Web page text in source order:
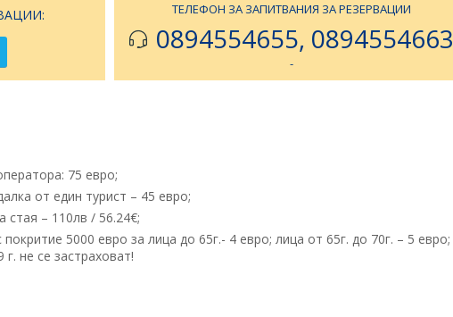
ТЕЛЕФОН ЗА ЗАПИТВАНИЯ ЗА РЕЗЕРВАЦИИ
0894554655, 0894554663
-
75 евро;
от един турист – 45 евро;
стая – 110лв / 56.24€;
5000 евро за лица до 65г.- 4 евро; лица от 65г. до 70г. – 5 евро;
не се застраховат!